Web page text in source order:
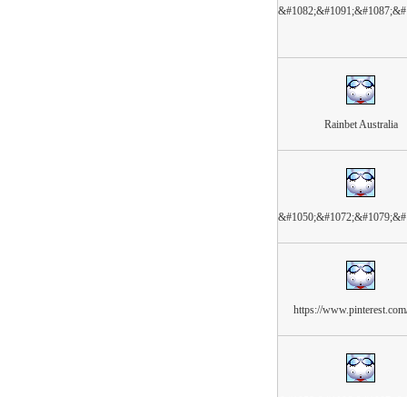
Rainbet Australia
https://